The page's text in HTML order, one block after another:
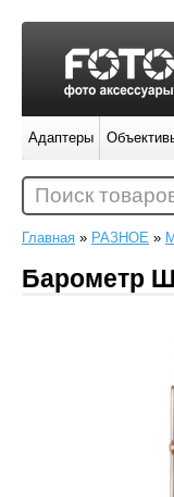
Главная » РАЗНОЕ »
Барометр
Адаптеры
Поиск